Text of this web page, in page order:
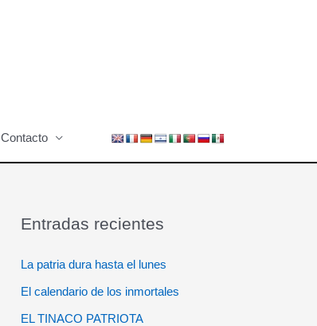
Contacto
Entradas recientes
La patria dura hasta el lunes
El calendario de los inmortales
EL TINACO PATRIOTA